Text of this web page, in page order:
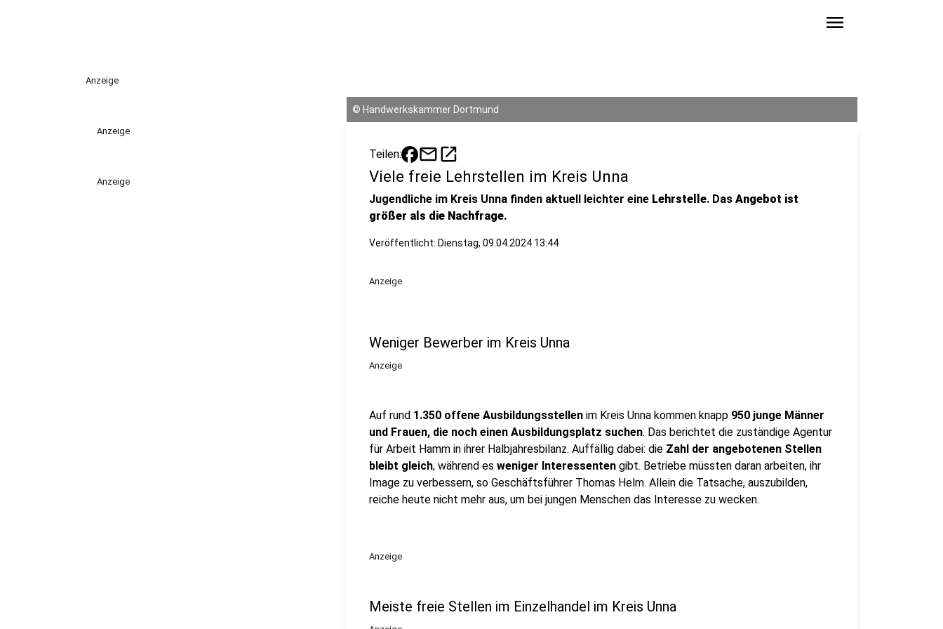
menu
Anzeige
Anzeige
Anzeige
© Handwerkskammer Dortmund
Teilen: mailopen_in_new
Viele freie Lehrstellen im Kreis Unna
Jugendliche im Kreis Unna finden aktuell leichter eine Lehrstelle. Das Angebot ist
größer als die Nachfrage.
Veröffentlicht: Dienstag, 09.04.2024 13:44
Anzeige
Weniger Bewerber im Kreis Unna
Anzeige
Auf rund 1.350 offene Ausbildungsstellen im Kreis Unna kommen knapp 950 junge Männer
und Frauen, die noch einen Ausbildungsplatz suchen. Das berichtet die zuständige Agentur
für Arbeit Hamm in ihrer Halbjahresbilanz. Auffällig dabei: die Zahl der angebotenen Stellen
bleibt gleich, während es weniger Interessenten gibt. Betriebe müssten daran arbeiten, ihr
Image zu verbessern, so Geschäftsführer Thomas Helm. Allein die Tatsache, auszubilden,
reiche heute nicht mehr aus, um bei jungen Menschen das Interesse zu wecken.
Anzeige
Meiste freie Stellen im Einzelhandel im Kreis Unna